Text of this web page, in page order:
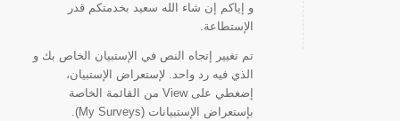
و إياكم إن شاء الله سعيد بخدمتكم قدر
الإستطاعة.
تم تغيير إتجاه النص في الإستبيان الخاص بك و
الذي فيه رد واحد. لإستعراض الإستبيان،
إضغطي على View من القائمة الخاصة
بإستعراض الإستبيانات (My Surveys).